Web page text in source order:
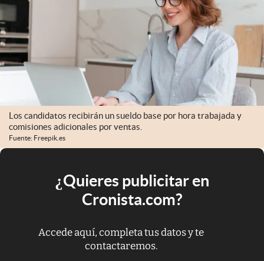
Los candidatos recibirán un sueldo base por hora trabajada y
comisiones adicionales por ventas.
Fuente: Freepik.es
¿Quieres publicitar en
Cronista.com?
Accede aquí, completa tus datos y te
contactaremos.